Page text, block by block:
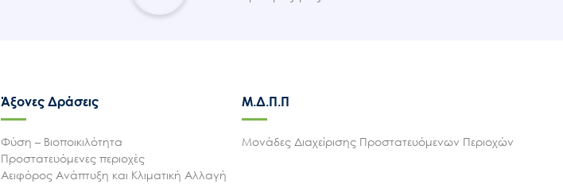
Άξονες Δράσεις
Φύση – Βιοποικιλότητα
Προστατευόμενες περιοχές
Αειφόρος Ανάπτυξη και Κλιματική Αλλαγή
Μ.Δ.Π.Π
Μονάδες Διαχείρισης Προστατευόμενων Περιοχών